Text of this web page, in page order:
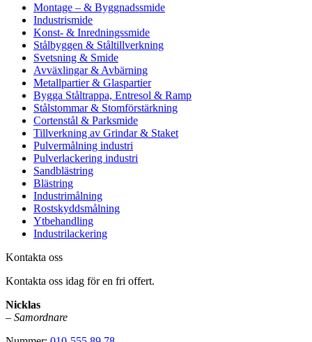
Montage – & Byggnadssmide
Industrismide
Konst- & Inredningssmide
Stålbyggen & Ståltillverkning
Svetsning & Smide
Avväxlingar & Avbärning
Metallpartier & Glaspartier
Bygga Ståltrappa, Entresol & Ramp
Stålstommar & Stomförstärkning
Cortenstål & Parksmide
Tillverkning av Grindar & Staket
Pulvermålning industri
Pulverlackering industri
Sandblästring
Blästring
Industrimålning
Rostskyddsmålning
Ytbehandling
Industrilackering
Kontakta oss
Kontakta oss idag för en fri offert.
Nicklas
– Samordnare